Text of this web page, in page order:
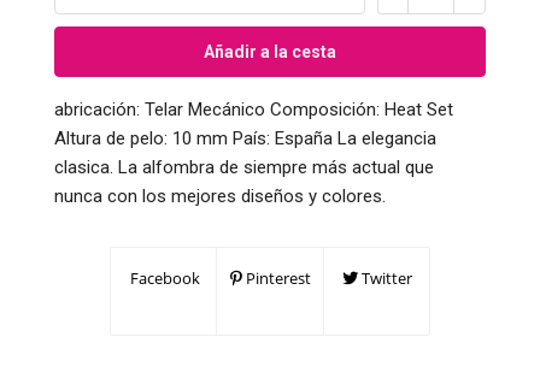
Añadir a la cesta
abricación: Telar Mecánico Composición: Heat Set
Altura de pelo: 10 mm País: España La elegancia
clasica. La alfombra de siempre más actual que
nunca con los mejores diseños y colores.
Facebook Pinterest Twitter